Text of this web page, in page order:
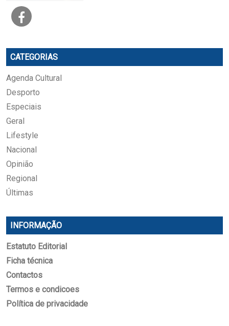
CATEGORIAS
Agenda Cultural
Desporto
Especiais
Geral
Lifestyle
Nacional
Opinião
Regional
Últimas
INFORMAÇÃO
Estatuto Editorial
Ficha técnica
Contactos
Termos e condicoes
Política de privacidade